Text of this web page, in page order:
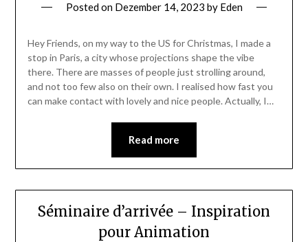
Posted on Dezember 14, 2023 by Eden
Hey Friends, on my way to the US for Christmas, I made a
stop in Paris, a city whose projections shape the vibe
there. There are masses of people just strolling around,
and not too few also on their own. I realised how fast you
can make contact with lovely and nice people. Actually, I…
Read more
Séminaire d’arrivée – Inspiration
pour Animation